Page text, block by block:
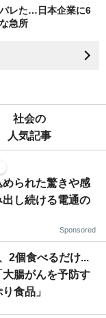
レた…日本企業に6
急所
社会の
人気記事
められた驚きや感
し続ける電通の
Sponsored
2個食べるだけ...
腸がんを予防す
食品」